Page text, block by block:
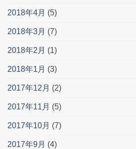
2018年4月 (5)
2018年3月 (7)
2018年2月 (1)
2018年1月 (3)
2017年12月 (2)
2017年11月 (5)
2017年10月 (7)
2017年9月 (4)